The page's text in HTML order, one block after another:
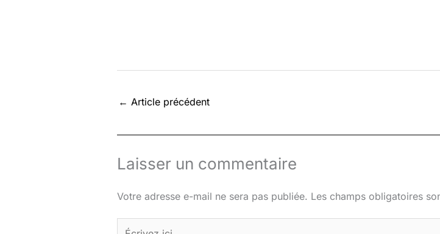
← Article précédent
Laisser un commentaire
Votre adresse e-mail ne sera pas publiée. Les champs obligatoires
Écrivez